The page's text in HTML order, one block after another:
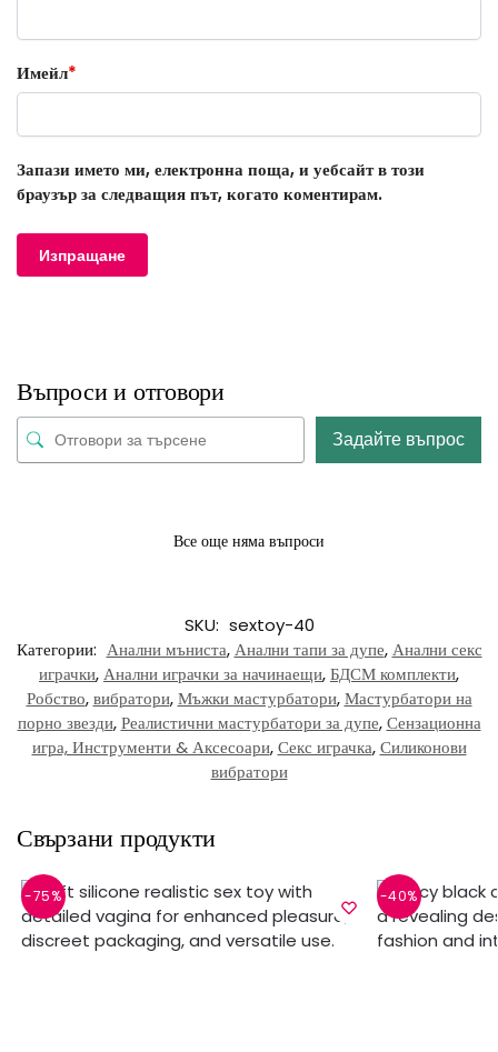
Имейл*
Запази името ми, електронна поща, и уебсайт в този
браузър за следващия път, когато коментирам.
Въпроси и отговори
Задайте въпрос
Все още няма въпроси
SKU: sextoy-40
Категории: Анални мъниста,Анални тапи за дупе,Анални секс
играчки,Анални играчки за начинаещи,БДСМ комплекти,
Робство,вибратори,Мъжки мастурбатори,Мастурбатори на
порно звезди,Реалистични мастурбатори за дупе,Сензационна
игра, Инструменти & Аксесоари,Секс играчка,Силиконови
вибратори
Свързани продукти
-75% -40%